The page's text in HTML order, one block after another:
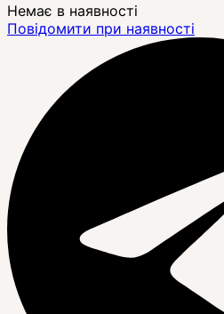
Немає в наявності
Повідомити при наявності